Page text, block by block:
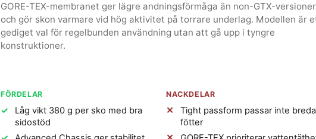
GORE-TEX-membranet ger lägre andningsförmåga än non-GTX-versioner
och gör skon varmare vid hög aktivitet på torrare underlag. Modellen är
gediget val för regelbunden användning utan att gå upp i tyngre
konstruktioner.
FÖRDELAR
Låg vikt 380 g per sko med bra
sidostöd
NACKDELAR
Tight passform passar inte breda
fötter